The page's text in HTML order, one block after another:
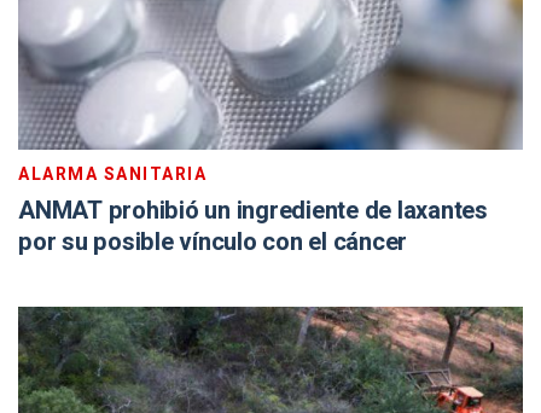
ALARMA SANITARIA
ANMAT prohibió un ingrediente de laxantes
por su posible vínculo con el cáncer